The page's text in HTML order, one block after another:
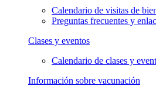
Calendario de visitas de
Preguntas frecuentes y
Clases y eventos
Calendario de clases y
Información sobre vacunación